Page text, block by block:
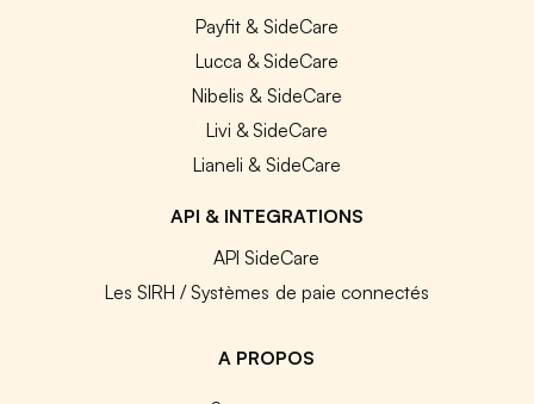
Payfit & SideCare
Lucca & SideCare
Nibelis & SideCare
Livi & SideCare
Lianeli & SideCare
API & INTEGRATIONS
API SideCare
Les SIRH / Systèmes de paie connectés
A PROPOS